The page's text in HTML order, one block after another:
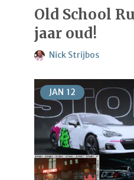
Old School
jaar oud!
Nick Strijbos
JAN 12